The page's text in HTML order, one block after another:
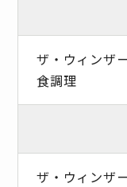
ザ・ウィンザ
食調理
ザ・ウィンザ